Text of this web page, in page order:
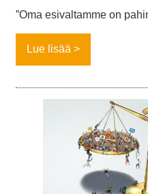
”Oma esivaltamme on
Lue lisää